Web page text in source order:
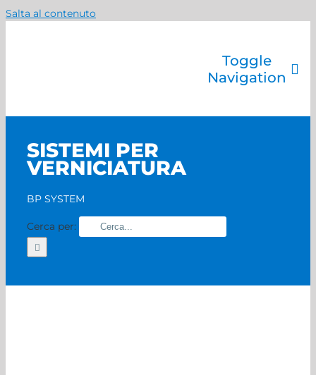
Salta al contenuto
Toggle
Navigation
SISTEMI PER
VERNICIATURA
BP SYSTEM
Cerca per: